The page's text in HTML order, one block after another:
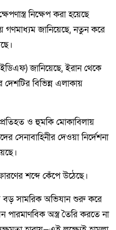
নিক্ষেপ করা হয়েছে
গণমাধ্যম জানিয়েছে, নতুন করে
জানিয়েছে, ইরান থেকে
দেশটির বিভিন্ন এলাকায়
প্রতিহত ও হুমকি মোকাবিলায়
সেনাবাহিনীর দেওয়া নির্দেশনা
শব্দে কেঁপে উঠেছে।
বড় সামরিক অভিযান শুরু করে
পারমাণবিক অস্ত্র তৈরি করতে না